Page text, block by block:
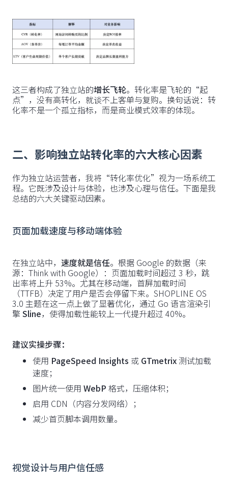
这三者构成了独立站的增长飞轮。转化率是飞轮的“起
点”，没有高转化，就谈不上客单与复购。换句话说：转
化率不是一个孤立指标，而是商业模式效率的体现。
二、影响独立站转化率的六大核心因素
作为独立站运营者，我将“转化率优化”视为一场系统工
程。它既涉及设计与体验，也涉及心理与信任。下面是我
总结的六大关键驱动因素。
页面加载速度与移动端体验
在独立站中， 速度就是信任。根据 Google 的数据（来
源：Think with Google）：页面加载时间超过 3 秒，跳
出率将上升 53%。尤其在移动端，首屏加载时间
（TTFB）决定了用户是否会停留下来。SHOPLINE OS
3.0 主题在这一点上做了显著优化，通过 Go 语言渲染引
擎 Sline，使得加载性能较上一代提升超过 40%。
建议实操步骤：
使用 PageSpeed Insights 或 GTmetrix 测试加载
速度；
图片统一使用 WebP 格式，压缩体积；
启用 CDN（内容分发网络）；
减少首页脚本调用数量。
视觉设计与用户信任感